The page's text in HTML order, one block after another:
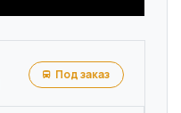
Под заказ